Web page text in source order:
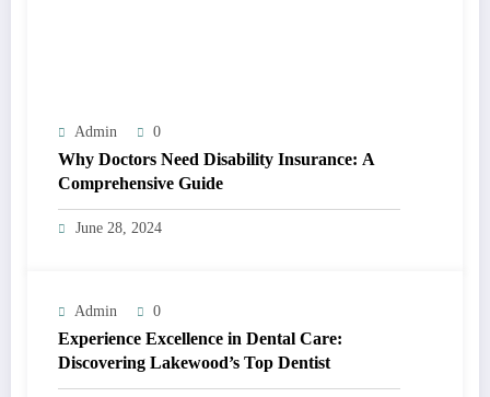
Admin 0
Why Doctors Need Disability Insurance: A
Comprehensive Guide
June 28, 2024
Admin 0
Experience Excellence in Dental Care:
Discovering Lakewood’s Top Dentist